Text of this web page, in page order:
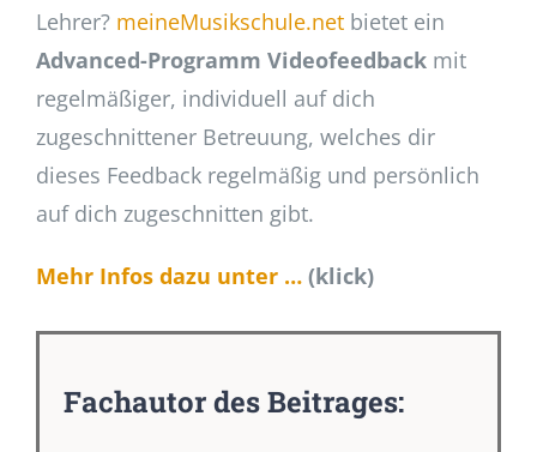
Lehrer? meineMusikschule.netbietet ein
Advanced-Programm Videofeedbackmit
regelmäßiger, individuell auf dich
zugeschnittener Betreuung, welches dir
dieses Feedback regelmäßig und persönlich
auf dich zugeschnitten gibt.
Mehr Infos dazu unter …(klick)
Fachautor des Beitrages: